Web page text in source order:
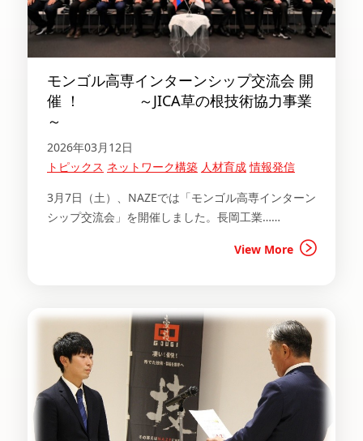
モンゴル高専インターンシップ交流会 開
催 ！ ～JICA草の根技術協力事業
～
2026年03月12日
トピックス ネットワーク構築 人材育成 情報発信
3月7日（土）、NAZEでは「モンゴル高専インターン
シップ交流会」を開催しました。長岡工業……
View More